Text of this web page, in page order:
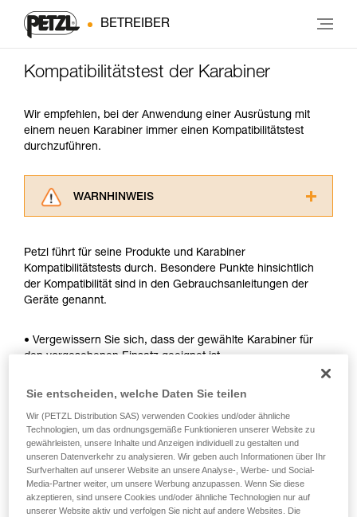
BETREIBER
Kompatibilitätstest der Karabiner
Wir empfehlen, bei der Anwendung einer Ausrüstung mit
einem neuen Karabiner immer einen Kompatibilitätstest
durchzuführen.
WARNHINWEIS
aufmerksam durch, bevor Sie diesen zu Rate
ziehen. Um diese Zusatzinformationen
verstehen zu können, müssen Sie zuerst die in
der Gebrauchsanweisung enthaltenen
Die Beherrschung dieser Techniken setzt eine
entsprechende Ausbildung und ein spezielles
Vorgang alleine sicher zu wiederholen, bevor
Sie ihn eigenständig durchführen.
Wir geben Beispiele für die mit Ihrer Aktivität
verbundenen Techniken. Möglicherweise gibt es
noch andere Techniken, die hier nicht
beschrieben werden.
Petzl führt für seine Produkte und Karabiner
Kompatibilitätstests durch. Besondere Punkte hinsichtlich
der Kompatibilität sind in den Gebrauchsanleitungen der
Geräte genannt.
• Vergewissern Sie sich, dass der gewählte Karabiner für
den vorgesehenen Einsatz geeignet ist.
• Vergewissern Sie sich, dass der Querschnitt des
• Vergewissern Sie sich, dass der Karabiner nicht in der
Verbindungsöse des Geräts blockiert wird.
• Prüfen Sie die Möglichkeit, dass sich der Karabiner falsch
positioniert und in dieser Position bleibt.
Sie entscheiden, welche Daten Sie teilen
Wir (PETZL Distribution SAS) verwenden Cookies und/oder ähnliche
Technologien, um das ordnungsgemäße Funktionieren unserer Website zu
gewährleisten, unsere Inhalte und Anzeigen individuell zu gestalten und
unseren Datenverkehr zu analysieren. Wir geben auch Informationen über Ihr
Surfverhalten auf unserer Website an unsere Analyse-, Werbe- und Social-
Media-Partner weiter, um unsere Werbung anzupassen. Wenn Sie diese
akzeptieren, sind unsere Cookies und/oder ähnliche Technologien nur auf
unserer Website aktiv und verfolgen Sie nicht auf andere Websites. Die